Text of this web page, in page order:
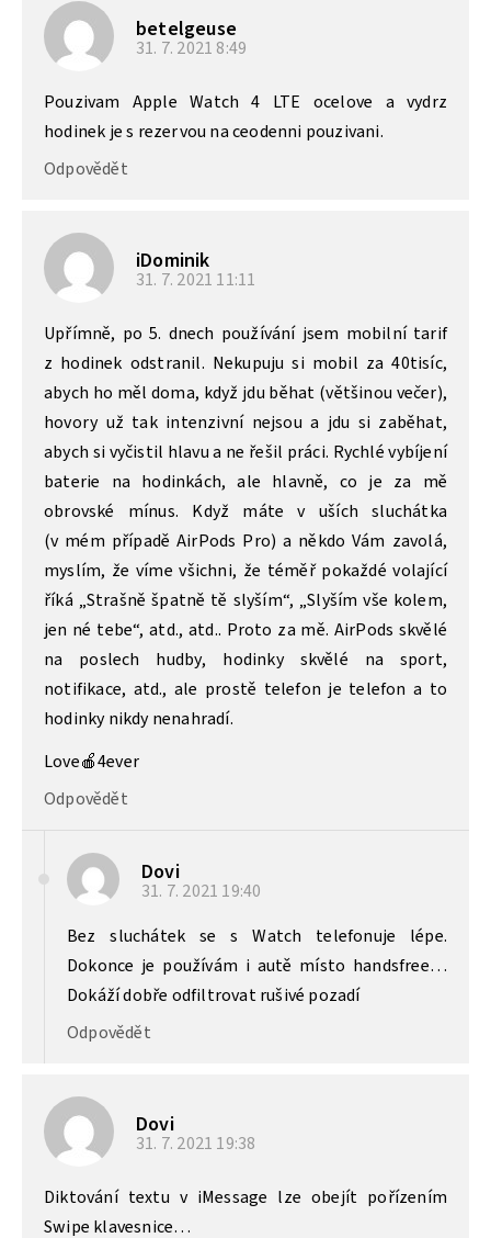
betelgeuse
31. 7. 2021 8:49
Pouzivam Apple Watch 4 LTE ocelove a vydrz
hodinek je s rezervou na ceodenni pouzivani.
Odpovědět
iDominik
31. 7. 2021 11:11
Upřímně, po 5. dnech používání jsem mobilní tarif
z hodinek odstranil. Nekupuju si mobil za 40tisíc,
abych ho měl doma, když jdu běhat (většinou večer),
hovory už tak intenzivní nejsou a jdu si zaběhat,
abych si vyčistil hlavu a ne řešil práci. Rychlé vybíjení
baterie na hodinkách, ale hlavně, co je za mě
obrovské mínus. Když máte v uších sluchátka
(v mém případě AirPods Pro) a někdo Vám zavolá,
myslím, že víme všichni, že téměř pokaždé volající
říká „Strašně špatně tě slyším“, „Slyším vše kolem,
jen né tebe“, atd., atd.. Proto za mě. AirPods skvělé
na poslech hudby, hodinky skvělé na sport,
notifikace, atd., ale prostě telefon je telefon a to
hodinky nikdy nenahradí.
Love🍎4ever
Odpovědět
Dovi
31. 7. 2021 19:40
Bez sluchátek se s Watch telefonuje lépe.
Dokonce je používám i autě místo handsfree…
Dokáží dobře odfiltrovat rušivé pozadí
Odpovědět
Dovi
31. 7. 2021 19:38
Diktování textu v iMessage lze obejít pořízením
Swipe klavesnice…